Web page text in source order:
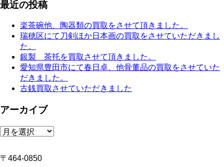
最近の投稿
楽茶碗他、陶器類の買取をさせて頂きました。
瑞穂区にて刀剣ほか日本画の買取をさせていただきまし
た。
銀製 茶托を買取させて頂きました。
愛知県豊田市にて春日卓、他骨董品の買取をさせていた
だきました。
古銭買取させていただきました
アーカイブ
ア
イ〒464-0850